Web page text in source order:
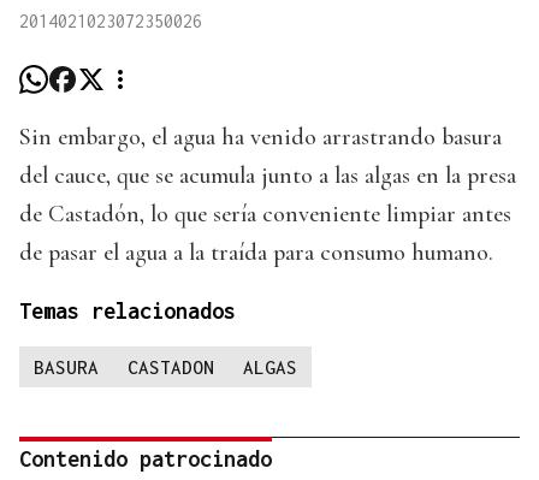
2014021023072350026
Sin embargo, el agua ha venido arrastrando basura
del cauce, que se acumula junto a las algas en la presa
de Castadón, lo que sería conveniente limpiar antes
de pasar el agua a la traída para consumo humano.
Temas relacionados
BASURA CASTADON ALGAS
Contenido patrocinado